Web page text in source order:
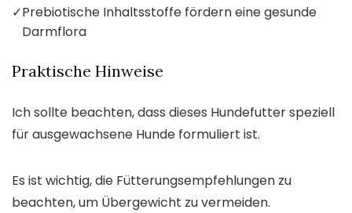
✓Prebiotische Inhaltsstoffe fördern eine gesunde
Darmflora
Praktische Hinweise
Ich sollte beachten, dass dieses Hundefutter speziell
für ausgewachsene Hunde formuliert ist.
Es ist wichtig, die Fütterungsempfehlungen zu
beachten, um Übergewicht zu vermeiden.